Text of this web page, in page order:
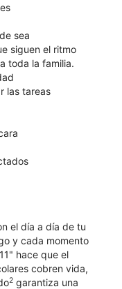
sea
siguen el ritmo
toda la familia.
las tareas
el día a día de tu
y cada momento
hace que el
cobren vida,
2 garantiza una